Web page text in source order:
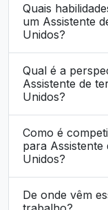
Quais
um Assistente
Unidos?
Qual é a
Assistente de
Unidos?
Como é
para Assistente
Unidos?
De onde vêm